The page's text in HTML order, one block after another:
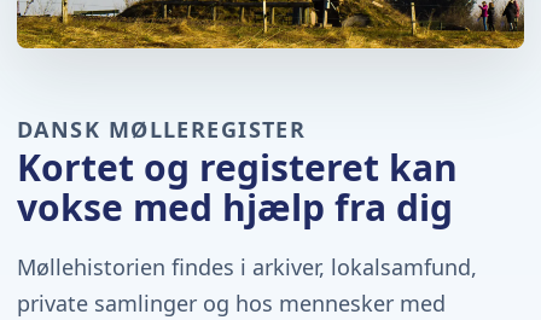
DANSK MØLLEREGISTER
Kortet og registeret kan
vokse med hjælp fra dig
Møllehistorien findes i arkiver, lokalsamfund,
private samlinger og hos mennesker med